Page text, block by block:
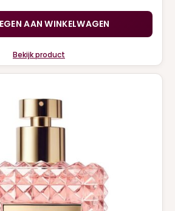
AAN WINKELWAGEN
Bekijk product